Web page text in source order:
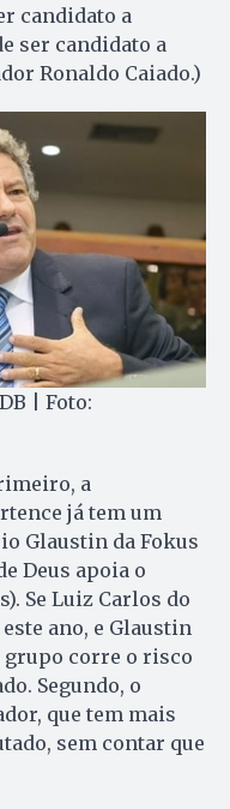
candidato a
ser candidato a
Ronaldo Caiado.)
| Foto:
a
já tem um
Glaustin da Fokus
Deus apoia o
Se Luiz Carlos do
ano, e Glaustin
grupo corre o risco
Segundo, o
que tem mais
sem contar que